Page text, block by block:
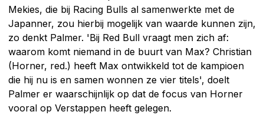
Mekies, die bij Racing Bulls al samenwerkte met de
Japanner, zou hierbij mogelijk van waarde kunnen zijn,
zo denkt Palmer. 'Bij Red Bull vraagt men zich af:
waarom komt niemand in de buurt van Max? Christian
(Horner, red.) heeft Max ontwikkeld tot de kampioen
die hij nu is en samen wonnen ze vier titels', doelt
Palmer er waarschijnlijk op dat de focus van Horner
vooral op Verstappen heeft gelegen.